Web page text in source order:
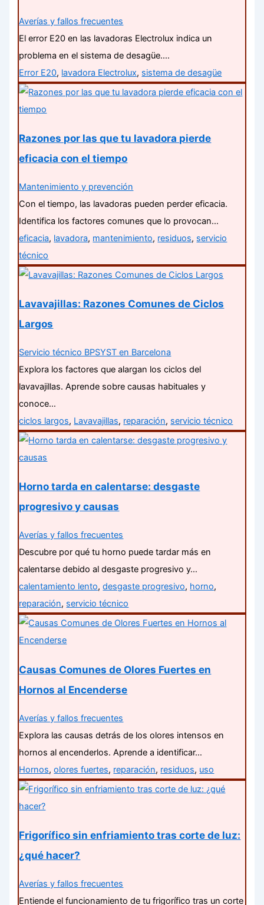
Averías y fallos frecuentes
El error E20 en las lavadoras Electrolux indica un
problema en el sistema de desagüe.…
Error E20, lavadora Electrolux, sistema de desagüe
Razones por las que tu lavadora pierde
eficacia con el tiempo
Mantenimiento y prevención
Con el tiempo, las lavadoras pueden perder eficacia.
Identifica los factores comunes que lo provocan…
eficacia, lavadora, mantenimiento, residuos, servicio
técnico
Lavavajillas: Razones Comunes de Ciclos
Largos
Servicio técnico BPSYST en Barcelona
Explora los factores que alargan los ciclos del
lavavajillas. Aprende sobre causas habituales y
conoce…
ciclos largos, Lavavajillas, reparación, servicio técnico
Horno tarda en calentarse: desgaste
progresivo y causas
Averías y fallos frecuentes
Descubre por qué tu horno puede tardar más en
calentarse debido al desgaste progresivo y…
calentamiento lento,desgaste progresivo, horno,
reparación, servicio técnico
Causas Comunes de Olores Fuertes en
Hornos al Encenderse
Averías y fallos frecuentes
Explora las causas detrás de los olores intensos en
hornos al encenderlos. Aprende a identificar…
Hornos,olores fuertes, reparación, residuos, uso
Frigorífico sin enfriamiento tras corte de luz:
¿qué hacer?
Averías y fallos frecuentes
Entiende el funcionamiento de tu frigorífico tras un corte